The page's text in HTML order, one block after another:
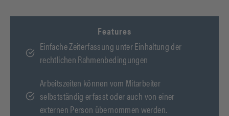
Features
Einfache Zeiterfassung unter Einhaltung der
rechtlichen Rahmenbedingungen
Arbeitszeiten können vom Mitarbeiter
selbstständig erfasst oder auch von einer
externen Person übernommen werden.